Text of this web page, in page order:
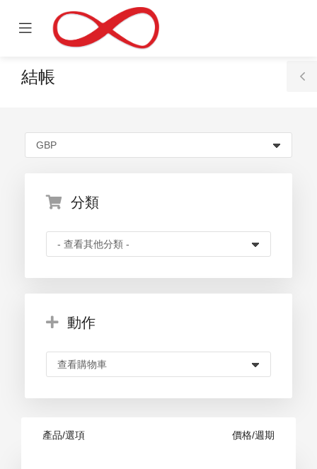
Mobile
結帳
分類
動作
產品/選項 價格/週期